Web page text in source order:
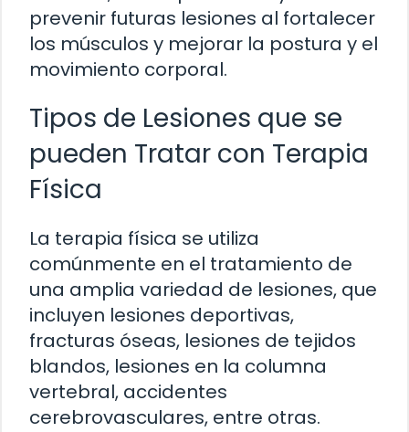
prevenir futuras lesiones al fortalecer
los músculos y mejorar la postura y el
movimiento corporal.
Tipos de Lesiones que se
pueden Tratar con Terapia
Física
La terapia física se utiliza
comúnmente en el tratamiento de
una amplia variedad de lesiones, que
incluyen lesiones deportivas,
fracturas óseas, lesiones de tejidos
blandos, lesiones en la columna
vertebral, accidentes
cerebrovasculares, entre otras.